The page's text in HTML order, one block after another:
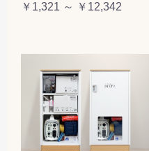
￥1,321 ～ ￥12,342